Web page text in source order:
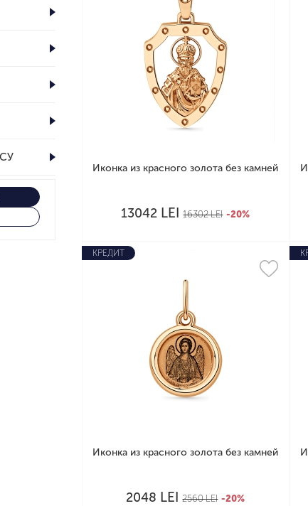
Иконка из красного золота без камней
13042 LEI 16302LEI -20%
КРЕДИТ
Иконка из красного золота без камней
2048 LEI 2560LEI -20%